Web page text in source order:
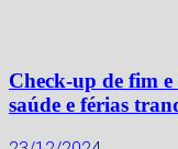
Check-up de fim
saúde e férias